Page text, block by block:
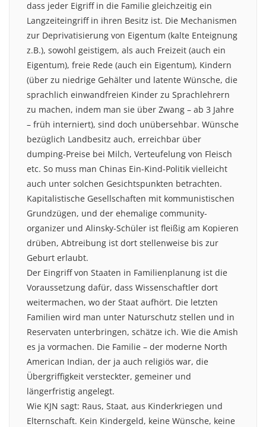
dass jeder Eigriff in die Familie gleichzeitig ein
Langzeiteingriff in ihren Besitz ist. Die Mechanismen
zur Deprivatisierung von Eigentum (kalte Enteignung
z.B.), sowohl geistigem, als auch Freizeit (auch ein
Eigentum), freie Rede (auch ein Eigentum), Kindern
(über zu niedrige Gehälter und latente Wünsche, die
sprachlich einwandfreien Kinder zu Sprachlehrern
zu machen, indem man sie über Zwang – ab 3 Jahre
– früh interniert), sind doch unübersehbar. Wünsche
bezüglich Landbesitz auch, erreichbar über
dumping-Preise bei Milch, Verteufelung von Fleisch
etc. So muss man Chinas Ein-Kind-Politik vielleicht
auch unter solchen Gesichtspunkten betrachten.
Kapitalistische Gesellschaften mit kommunistischen
Grundzügen, und der ehemalige community-
organizer und Alinsky-Schüler ist fleißig am Kopieren
drüben, Abtreibung ist dort stellenweise bis zur
Geburt erlaubt.
Der Eingriff von Staaten in Familienplanung ist die
Voraussetzung dafür, dass Wissenschaftler dort
weitermachen, wo der Staat aufhört. Die letzten
Familien wird man unter Naturschutz stellen und in
Reservaten unterbringen, schätze ich. Wie die Amish
es ja vormachen. Die Familie – der moderne North
American Indian, der ja auch religiös war, die
Übergriffigkeit versteckter, gemeiner und
längerfristig angelegt.
Wie KJN sagt: Raus, Staat, aus Kinderkriegen und
Elternschaft. Kein Kindergeld, keine Wünsche, keine